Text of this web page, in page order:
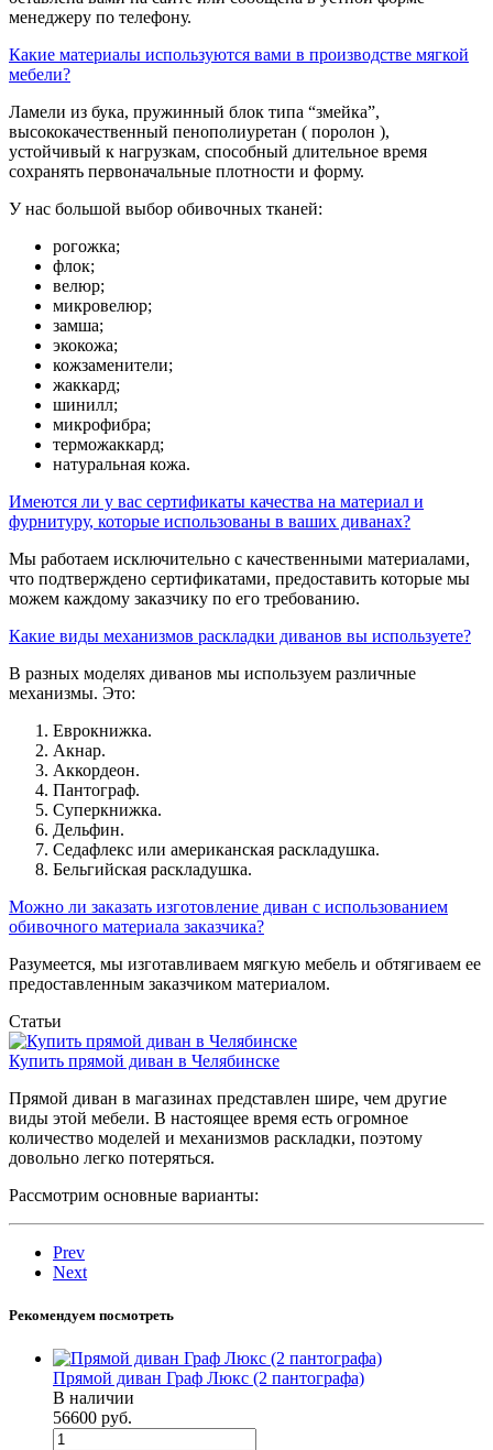
менеджеру по телефону.
Какие материалы используются вами в производстве мягкой
мебели?
Ламели из бука, пружинный блок типа “змейка”,
высококачественный пенополиуретан ( поролон ),
устойчивый к нагрузкам, способный длительное время
сохранять первоначальные плотности и форму.
У нас большой выбор обивочных тканей:
рогожка;
флок;
велюр;
микровелюр;
замша;
экокожа;
кожзаменители;
жаккард;
шинилл;
микрофибра;
терможаккард;
натуральная кожа.
Имеются ли у вас сертификаты качества на материал и
фурнитуру, которые использованы в ваших диванах?
Мы работаем исключительно с качественными материалами,
что подтверждено сертификатами, предоставить которые мы
можем каждому заказчику по его требованию.
Какие виды механизмов раскладки диванов вы используете?
В разных моделях диванов мы используем различные
механизмы. Это:
Еврокнижка.
Акнар.
Аккордеон.
Пантограф.
Суперкнижка.
Дельфин.
Седафлекс или американская раскладушка.
Бельгийская раскладушка.
Можно ли заказать изготовление диван с использованием
обивочного материала заказчика?
Разумеется, мы изготавливаем мягкую мебель и обтягиваем ее
предоставленным заказчиком материалом.
Статьи
Купить прямой диван в Челябинске
Прямой диван в магазинах представлен шире, чем другие
виды этой мебели. В настоящее время есть огромное
количество моделей и механизмов раскладки, поэтому
довольно легко потеряться.
Рассмотрим основные варианты:
Prev
Next
Рекомендуем посмотреть
Прямой диван Граф Люкс (2 пантографа)
В наличии
56600 руб.